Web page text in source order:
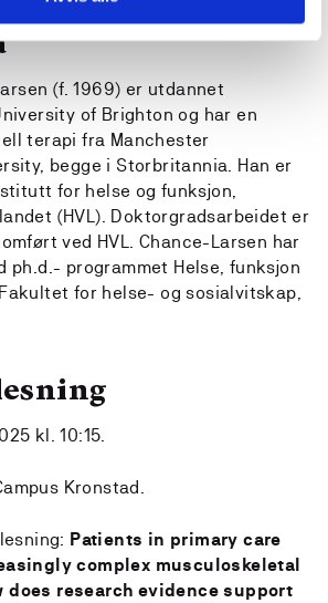
(f. 1969) er utdannet
of Brighton og har en
terapi fra Manchester
begge i Storbritannia. Han er
for helse og funksjon,
(HVL). Doktorgradsarbeidet er
ved HVL. Chance-Larsen har
programmet Helse, funksjon
for helse- og sosialvitskap,
kl. 10:15.
Kronstad.
Patients in primary care
complex musculoskeletal
does research evidence support